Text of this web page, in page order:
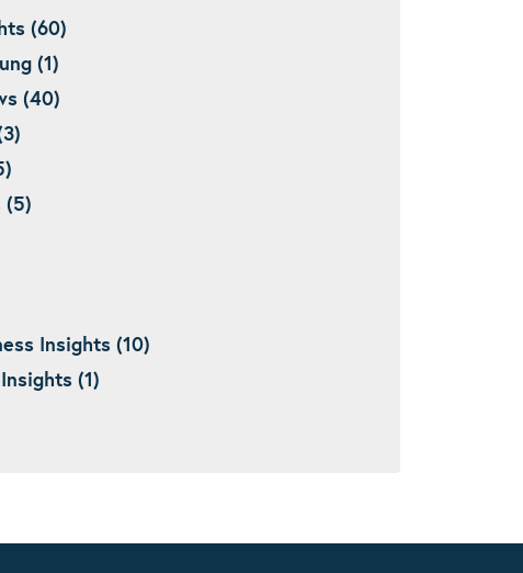
(60)
(1)
(40)
(5)
Insights (10)
(1)